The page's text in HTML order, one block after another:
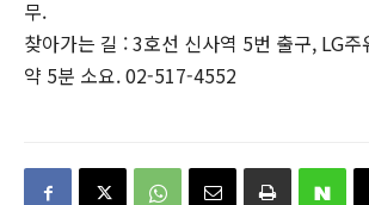
무.
찾아가는 길 : 3호선 신사역 5번 출구, LG
약 5분 소요. 02-517-4552